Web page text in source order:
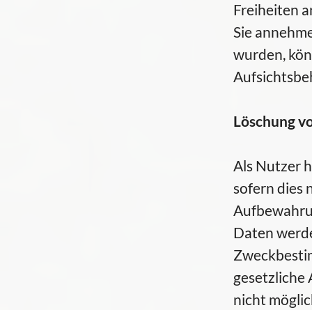
Freiheiten
Sie
wurden,
Löschung
Als Nutzer
sofern dies
Daten
gesetzliche
nicht